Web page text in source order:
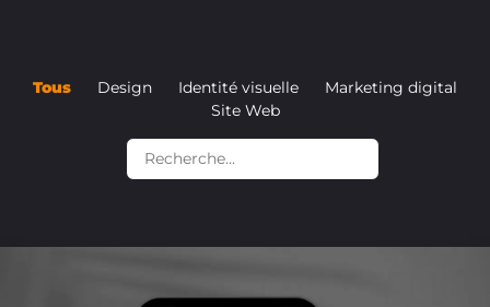
Tous Design Identité visuelle
Marketing digital
Site Web